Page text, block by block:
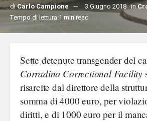
diCarlo Campione 3 Giugno 2018 in
Tempo di lettura:1 min read
Sette detenute transgender del
Corradino Correctional Facility
risarcite dal direttore della
somma di 4000 euro, per
diritti, e di 1000 euro per il